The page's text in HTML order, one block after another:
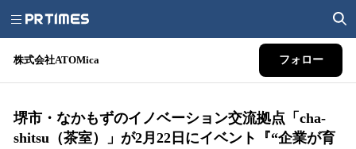
株式会社ATOMica フォロー
堺市・なかもずのイノベーション交流拠点「cha-
shitsu（茶室）」が2月22日にイベント『“企業が育